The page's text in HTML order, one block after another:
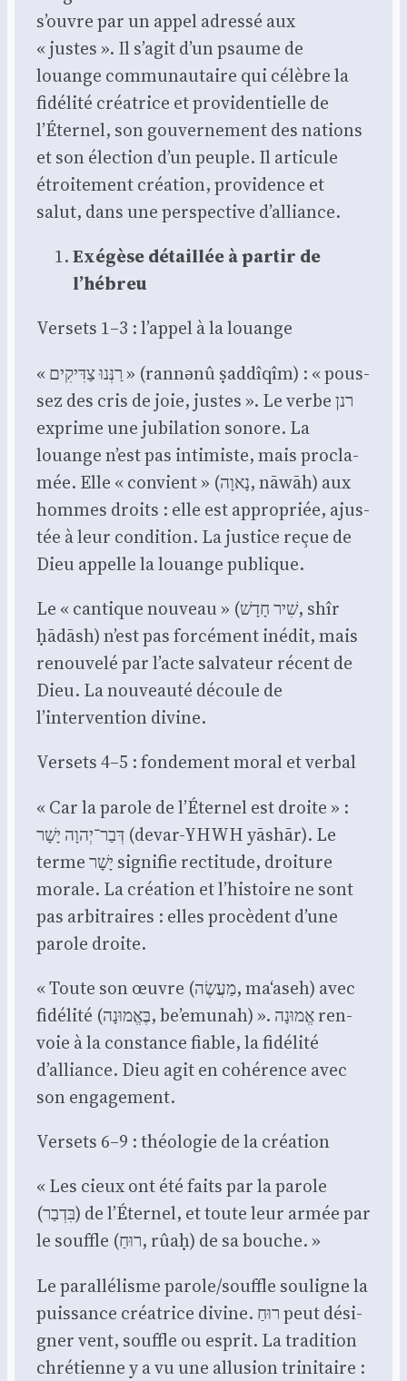
s’ouvre par un appel adres­sé aux
« justes ». Il s’agit d’un psaume de
louange com­mu­nau­taire qui célèbre la
fidé­li­té créa­trice et pro­vi­den­tielle de
l’Éternel, son gou­ver­ne­ment des nations
et son élec­tion d’un peuple. Il arti­cule
étroi­te­ment créa­tion, pro­vi­dence et
salut, dans une pers­pec­tive d’alliance.
Exé­gèse détaillée à par­tir de
l’hébreu
Ver­sets 1–3 : l’appel à la louange
« רַנְּנוּ צַדִּיקִים » (rannə­nû ṣad­dî­qîm) : « pous­
sez des cris de joie, justes ». Le verbe רנן
exprime une jubi­la­tion sonore. La
louange n’est pas inti­miste, mais pro­cla­
mée. Elle « convient » (נָאוָה, nāwāh) aux
hommes droits : elle est appro­priée, ajus­
tée à leur condi­tion. La jus­tice reçue de
Dieu appelle la louange publique.
Le « can­tique nou­veau » (שִׁיר חָדָשׁ, shîr
ḥādāsh) n’est pas for­cé­ment inédit, mais
renou­ve­lé par l’acte sal­va­teur récent de
Dieu. La nou­veau­té découle de
l’intervention divine.
Ver­sets 4–5 : fon­de­ment moral et ver­bal
« Car la parole de l’Éternel est droite » :
דְּבַר־יְהוָה יָשָׁר (devar-YHWH yāshār). Le
terme יָשָׁר signi­fie rec­ti­tude, droi­ture
morale. La créa­tion et l’histoire ne sont
pas arbi­traires : elles pro­cèdent d’une
parole droite.
« Toute son œuvre (מַעֲשֶׂה, ma‘aseh) avec
fidé­li­té (בֶּאֱמוּנָה, be’emunah) ». אֱמוּנָה ren­
voie à la constance fiable, la fidé­li­té
d’alliance. Dieu agit en cohé­rence avec
son enga­ge­ment.
Ver­sets 6–9 : théo­lo­gie de la créa­tion
« Les cieux ont été faits par la parole
(בִּדְבַר) de l’Éternel, et toute leur armée par
le souffle (רוּחַ, rûaḥ) de sa bouche. »
Le paral­lé­lisme parole/souffle sou­ligne la
puis­sance créa­trice divine. רוּחַ peut dési­
gner vent, souffle ou esprit. La tra­di­tion
chré­tienne y a vu une allu­sion tri­ni­taire :